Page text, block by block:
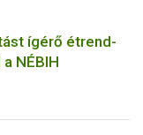
ígérő étrend-
NÉBIH